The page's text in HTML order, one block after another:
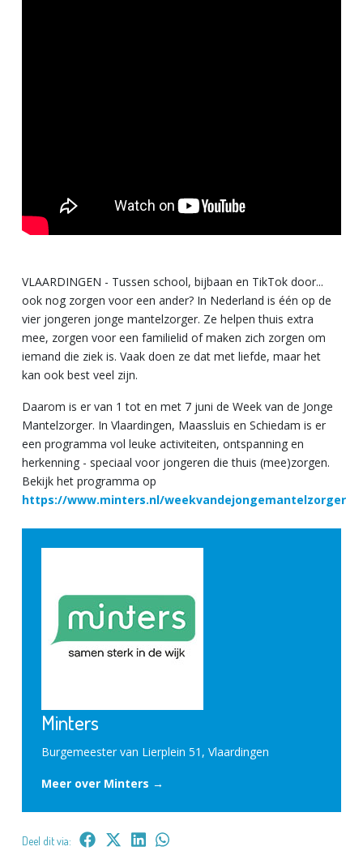
VLAARDINGEN - Tussen school, bijbaan en TikTok door...
ook nog zorgen voor een ander? In Nederland is één op de
vier jongeren jonge mantelzorger. Ze helpen thuis extra
mee, zorgen voor een familielid of maken zich zorgen om
iemand die ziek is. Vaak doen ze dat met liefde, maar het
kan ook best veel zijn.
Daarom is er van 1 tot en met 7 juni de Week van de Jonge
Mantelzorger. In Vlaardingen, Maassluis en Schiedam is er
een programma vol leuke activiteiten, ontspanning en
herkenning - speciaal voor jongeren die thuis (mee)zorgen.
Bekijk het programma op
https://www.minters.nl/weekvandejongemantelzorger
Minters
Burgemeester van Lierplein 51, Vlaardingen
Meer over Minters →
Deel dit via: